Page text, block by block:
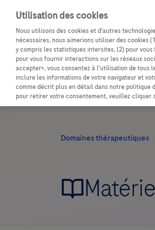
Entdecken Sie weitere exklusive
Utilisation des cookies
Nous utilisons des cookies et d'autres
nécessaires, nous aimerions utiliser des cookies
y compris les statistiques intersites, (2) pour
pour vous fournir interactions sur les réseaux
accepter», vous consentez à l'utilisation de tous
inclure les informations de votre navigateur et
comme décrit plus en détail dans notre
pour retirer votre consentement, veuillez cliquer